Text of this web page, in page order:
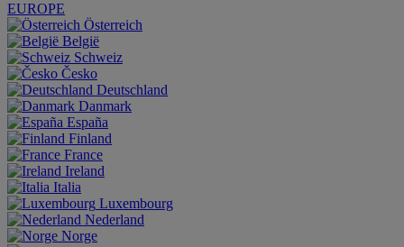
EUROPE
Österreich
België
Schweiz
Česko
Deutschland
Danmark
España
Finland
France
Ireland
Italia
Luxembourg
Nederland
Norge